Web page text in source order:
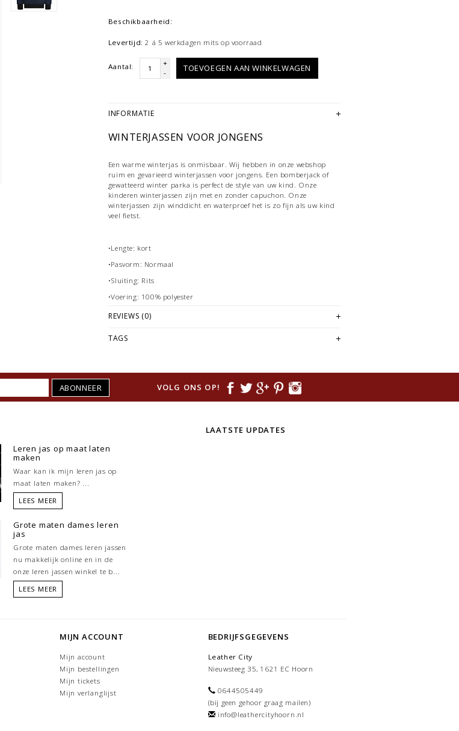
Beschikbaarheid:
Levertijd: 2 á 5 werkdagen mits op voorraad
Aantal:
+
-
TOEVOEGEN AAN WINKELWAGEN
INFORMATIE
WINTERJASSEN VOOR JONGENS
Een warme winterjas is onmisbaar. Wij hebben in onze webshop
ruim en gevarieerd winterjassen voor jongens. Een bomberjack of
gewatteerd winter parka is perfect de style van uw kind. Onze
kinderen winterjassen zijn met en zonder capuchon. Onze
winterjassen zijn winddicht en waterproef het is zo fijn als uw kind
veel fietst.
•Lengte: kort
•Pasvorm: Normaal
•Sluiting: Rits
•Voering: 100% polyester
•Zakken: Insteekzakken
REVIEWS (0)
TAGS
ABONNEER VOLG ONS OP!
Leren jas op maat laten
maken
Waar kan ik mijn leren jas op
maat laten maken? ...
LEES MEER
Grote maten dames leren
jas
Grote maten dames leren jassen
nu makkelijk online en in de
onze leren jassen winkel te b...
LEES MEER
LAATSTE UPDATES
MIJN ACCOUNT
Mijn account
Mijn bestellingen
Mijn tickets
Mijn verlanglijst
BEDRIJFSGEGEVENS
Leather City
Nieuwsteeg 35, 1621 EC Hoorn
0644505449
(bij geen gehoor graag mailen)
info@leathercityhoorn.nl